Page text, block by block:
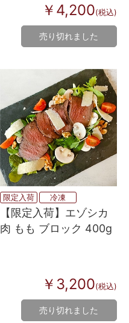
￥4,200(税込)
売り切れました
限定入荷 冷凍
【限定入荷】エゾシカ
肉 もも ブロック 400g
￥3,200(税込)
売り切れました